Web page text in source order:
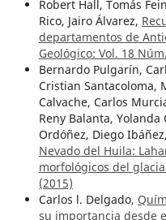
Robert Hall, Tomás
Rico, Jairo Álvarez,
departamentos de
Geológico: Vol. 18
Bernardo Pulgarín,
Cristian Santacoloma,
Calvache, Carlos
Reny Balanta,
Ordóñez, Diego Ibáñez,
Nevado del Huila:
morfológicos del
(2015)
Carlos l. Delgado,
su importancia desde